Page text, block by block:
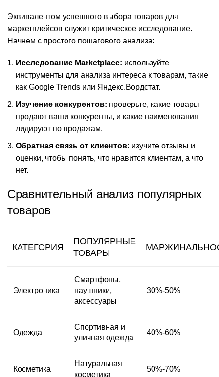
Эквивалентом успешного выбора товаров для
маркетплейсов служит критическое исследование.
Начнем с простого пошагового анализа:
Исследование Marketplace: используйте
инструменты для анализа интереса к товарам, такие
как Google Trends или Яндекс.Вордстат.
Изучение конкурентов: проверьте, какие товары
продают ваши конкуренты, и какие наименования
лидируют по продажам.
Обратная связь от клиентов: изучите отзывы и
оценки, чтобы понять, что нравится клиентам, а что
нет.
Сравнительный анализ популярных
товаров
КАТЕГОРИЯ
ПОПУЛЯРНЫЕ
ТОВАРЫ
Электроника
Смартфоны,
наушники,
аксессуары
30%-50%
Одежда
Спортивная и
уличная одежда
40%-60%
Косметика
Натуральная
косметика
50%-70%